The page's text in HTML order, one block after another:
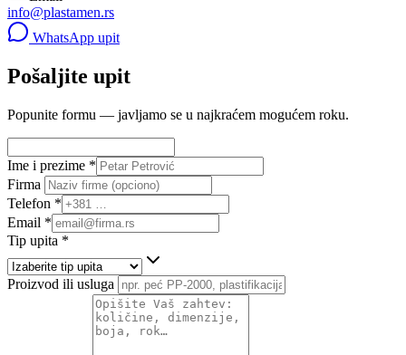
info@plastamen.rs
WhatsApp upit
Pošaljite upit
Popunite formu — javljamo se u najkraćem mogućem roku.
Ime i prezime *
Firma
Telefon *
Email *
Tip upita *
Proizvod ili usluga